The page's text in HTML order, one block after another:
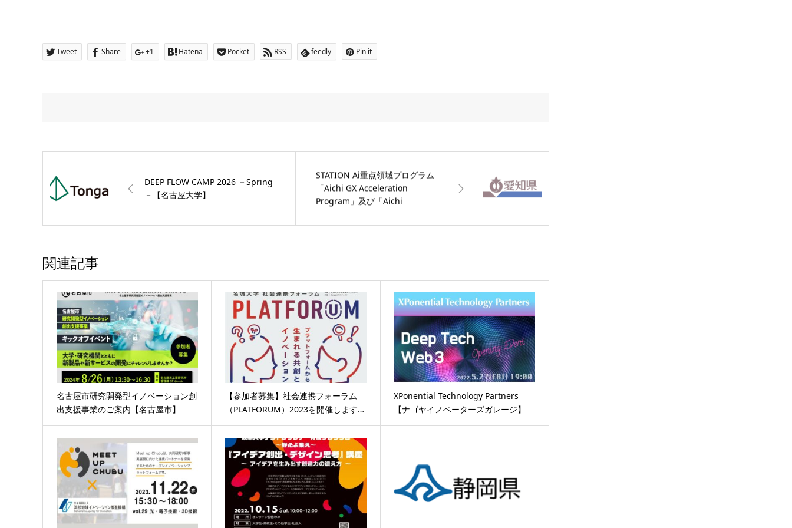
Tweet Share +1 Hatena Pocket RSS feedly Pin it
DEEP FLOW CAMP 2026 －Spring
－【名古屋大学】
STATION Ai重点領域プログラム
「Aichi GX Acceleration
Program」及び「Aichi
Program」のデモデイ参加者を募
関連記事
名古屋市研究開発型イノベーション創
出支援事業のご案内【名古屋市】
【参加者募集】社会連携フォーラム
（PLATFORUM）2023を開催します…
XPonential Technology Partners
【ナゴヤイノベーターズガレージ】